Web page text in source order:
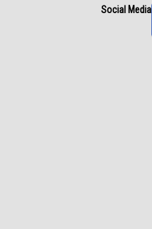
Social Media